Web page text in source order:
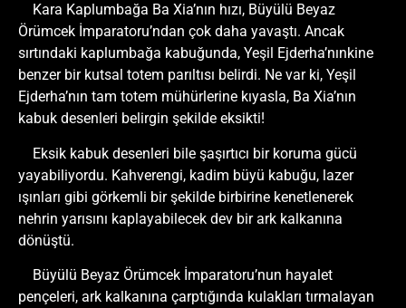
Kara Kaplumbağa Ba Xia’nın hızı, Büyülü Beyaz
Örümcek İmparatoru’ndan çok daha yavaştı. Ancak
sırtındaki kaplumbağa kabuğunda, Yeşil Ejderha’nınkine
benzer bir kutsal totem parıltısı belirdi. Ne var ki, Yeşil
Ejderha’nın tam totem mühürlerine kıyasla, Ba Xia’nın
kabuk desenleri belirgin şekilde eksikti!
Eksik kabuk desenleri bile şaşırtıcı bir koruma gücü
yayabiliyordu. Kahverengi, kadim büyü kabuğu, lazer
ışınları gibi görkemli bir şekilde birbirine kenetlenerek
nehrin yarısını kaplayabilecek dev bir ark kalkanına
dönüştü.
Büyülü Beyaz Örümcek İmparatoru’nun hayalet
pençeleri, ark kalkanına çarptığında kulakları tırmalayan